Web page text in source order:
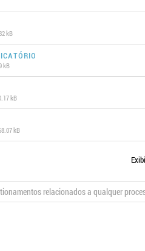
kB
kB
kB
kB
relacionados a qualquer